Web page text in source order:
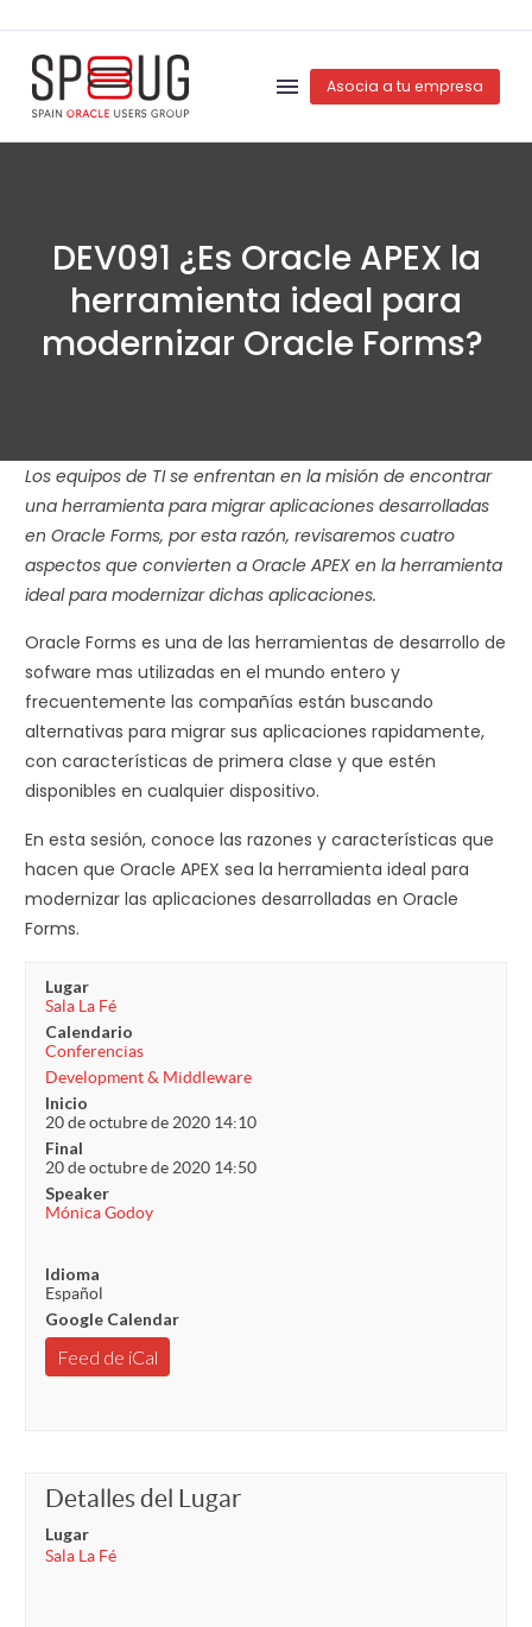
Asocia a tu empresa
DEV091 ¿Es Oracle APEX la
herramienta ideal para
modernizar Oracle Forms?
Los equipos de TI se enfrentan en la misión de encontrar
una herramienta para migrar aplicaciones desarrolladas
en Oracle Forms, por esta razón, revisaremos cuatro
aspectos que convierten a Oracle APEX en la herramienta
ideal para modernizar dichas aplicaciones.
Oracle Forms es una de las herramientas de desarrollo de
sofware mas utilizadas en el mundo entero y
frecuentemente las compañías están buscando
alternativas para migrar sus aplicaciones rapidamente,
con características de primera clase y que estén
disponibles en cualquier dispositivo.
En esta sesión, conoce las razones y características que
hacen que Oracle APEX sea la herramienta ideal para
modernizar las aplicaciones desarrolladas en Oracle
Forms.
Lugar
Sala La Fé
Calendario
Conferencias
Development & Middleware
Inicio
20 de octubre de 2020 14:10
Final
20 de octubre de 2020 14:50
Speaker
Mónica Godoy
Idioma
Español
Google Calendar
Feed de iCal
Detalles del Lugar
Lugar
Sala La Fé